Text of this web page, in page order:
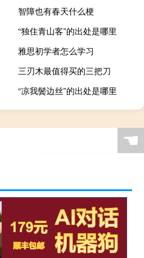
智障也有春天什么梗
“独住青山客”的出处是哪里
雅思初学者怎么学习
三刃木最值得买的三把刀
“凉我鬓边丝”的出处是哪里
☚